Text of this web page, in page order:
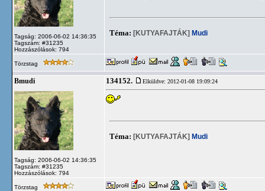
Tagság: 2006-06-02 14:36:35
Tagszám: #31235
Hozzászólások: 794
Téma: [KUTYAFAJTÁK] Mudi
Törzstag
Bmudi
Tagság: 2006-06-02 14:36:35
Tagszám: #31235
Hozzászólások: 794
134152. Elküldve: 2012-01-08 19:09:24
Téma: [KUTYAFAJTÁK] Mudi
Törzstag